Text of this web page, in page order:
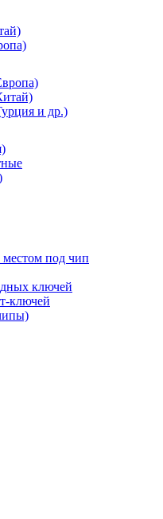
и др.)
местом под чип
ключей
ключей